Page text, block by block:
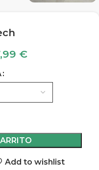
€
Add to wishlist